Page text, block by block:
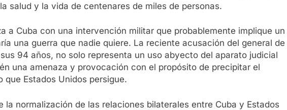
salud y la vida de centenares de miles de personas.
a Cuba con una intervención militar que probablemente implique un
una guerra que nadie quiere. La reciente acusación del general de
94 años, no solo representa un uso abyecto del aparato judicial
una amenaza y provocación con el propósito de precipitar el
que Estados Unidos persigue.
la normalización de las relaciones bilaterales entre Cuba y Estados